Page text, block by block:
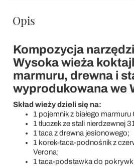
Opis
Kompozycja
Wysoka wieża
marmuru, drewna i
wyprodukowana we
Skład wieży dzieli się na:
1 pojemnik z białego marmuru
1 tłuczek ze stali nierdzewnej
1 taca z drewna jesionowego;
1 korek-taca-podnośnik z
Verona;
1 taca-podstawka do